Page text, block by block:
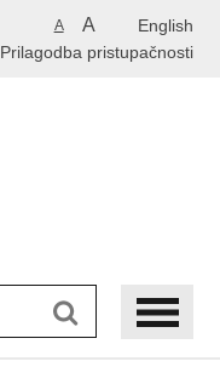
English
A A
Prilagodba pristupačnosti